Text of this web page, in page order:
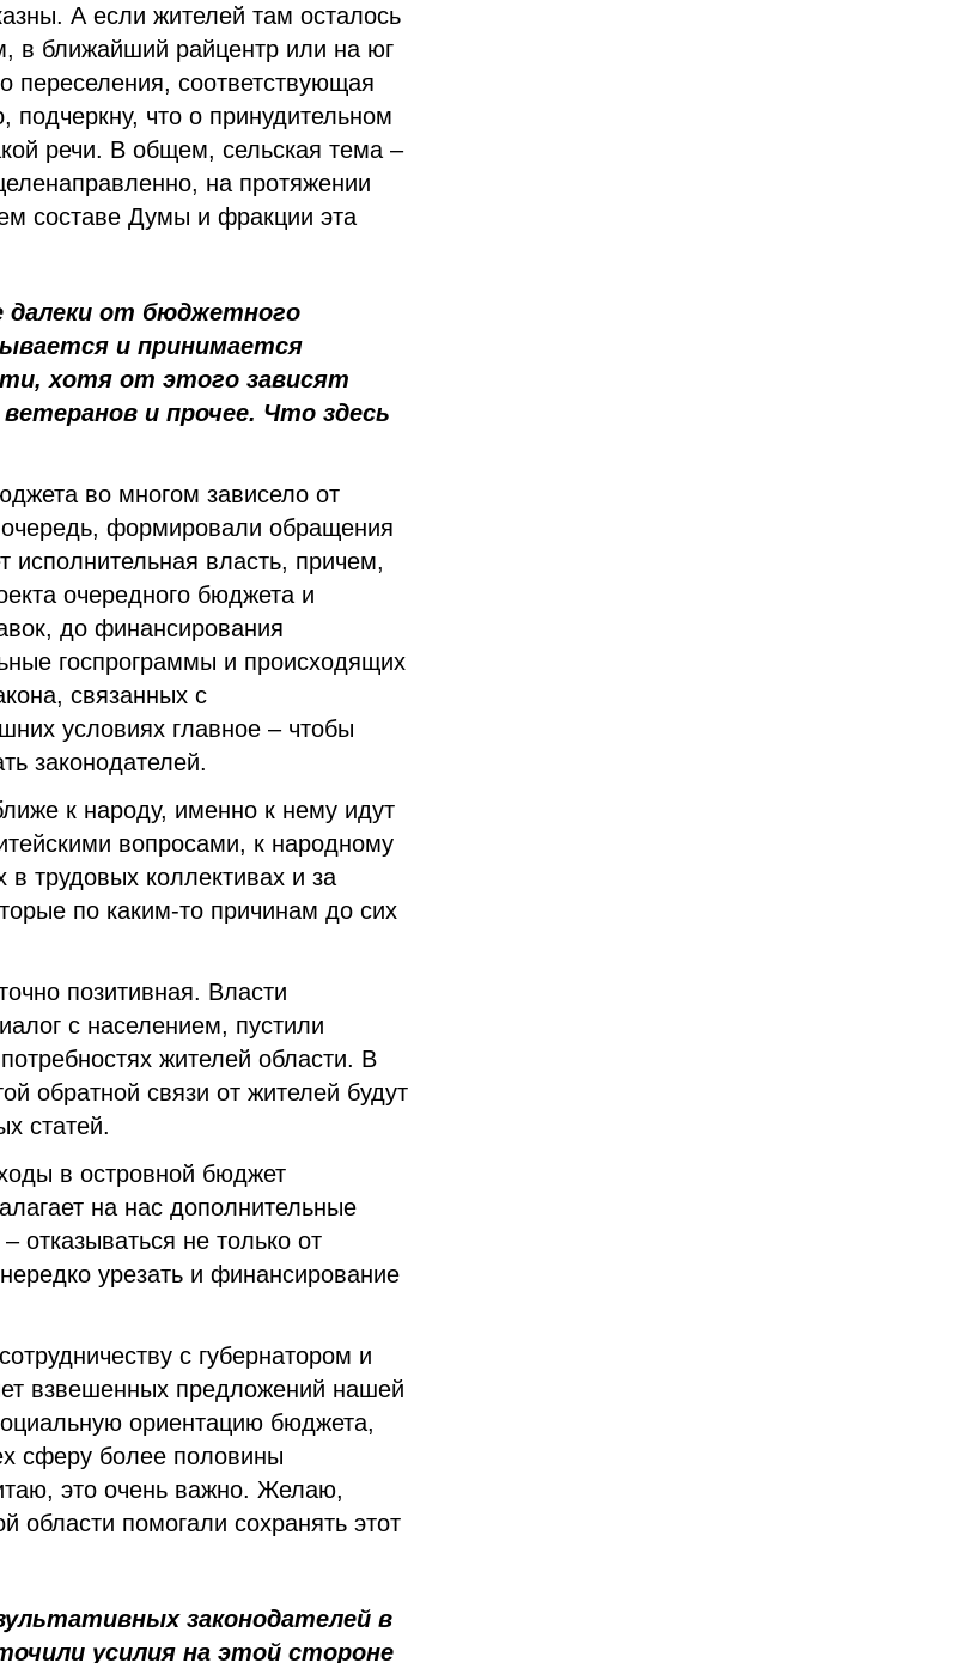
А если жителей там осталось
в ближайший райцентр или на юг
переселения, соответствующая
что о принудительном
речи. В общем, сельская тема –
на протяжении
составе Думы и фракции эта
далеки от бюджетного
и принимается
хотя от этого зависят
и прочее. Что здесь
во многом зависело от
формировали обращения
исполнительная власть, причем,
очередного бюджета и
до финансирования
госпрограммы и происходящих
связанных с
условиях главное – чтобы
законодателей.
к народу, именно к нему идут
вопросами, к народному
в трудовых коллективах и за
по каким-то причинам до сих
позитивная. Власти
с населением, пустили
жителей области. В
обратной связи от жителей будут
статей.
в островной бюджет
на нас дополнительные
отказываться не только от
урезать и финансирование
с губернатором и
взвешенных предложений нашей
ориентацию бюджета,
сферу более половины
это очень важно. Желаю,
области помогали сохранять этот
законодателей в
усилия на этой стороне